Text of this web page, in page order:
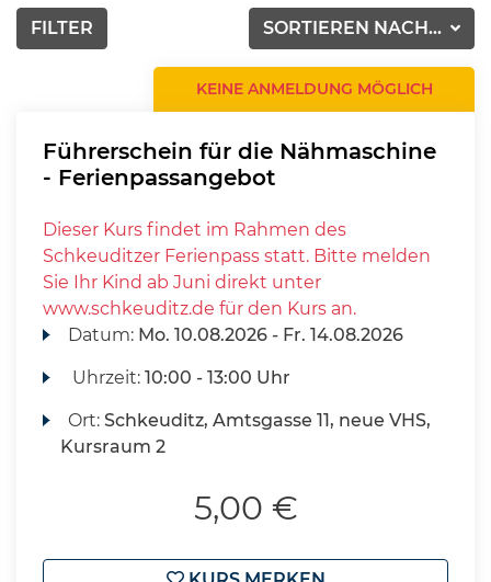
SORTIEREN NACH...
FILTER
KEINE ANMELDUNG MÖGLICH
Führerschein für die Nähmaschine
- Ferienpassangebot
Dieser Kurs findet im Rahmen des
Schkeuditzer Ferienpass statt. Bitte melden
Sie Ihr Kind ab Juni direkt unter
www.schkeuditz.de für den Kurs an.
Datum: Mo. 10.08.2026 - Fr. 14.08.2026
Uhrzeit:10:00 - 13:00 Uhr
Ort:Schkeuditz, Amtsgasse 11, neue VHS,
Kursraum 2
5,00 €